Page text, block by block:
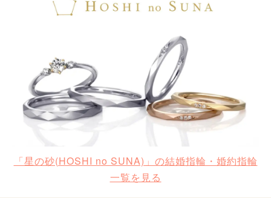
「星の砂(HOSHI no SUNA)」の結婚指輪・婚約指輪
一覧を見る